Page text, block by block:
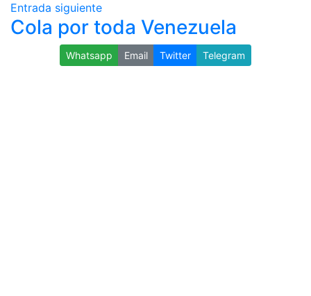
Entrada siguiente
Cola por toda Venezuela
Whatsapp Email Twitter Telegram